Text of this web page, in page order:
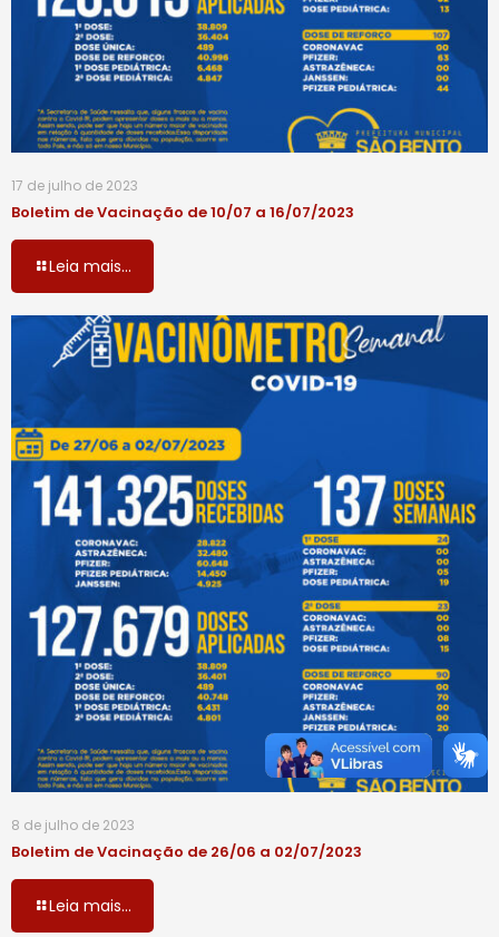
17 de julho de 2023
Boletim de Vacinação de 10/07 a 16/07/2023
Leia mais...
8 de julho de 2023
Boletim de Vacinação de 26/06 a 02/07/2023
Leia mais...